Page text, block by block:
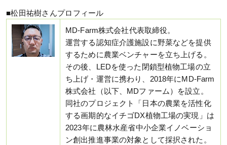
■松田祐樹さんプロフィール
MD-Farm株式会社代表取締役。
運営する認知症介護施設に野菜などを提供
するために農業ベンチャーを立ち上げる。
その後、LEDを使った閉鎖型植物工場の立
ち上げ・運営に携わり、2018年にMD-Farm
株式会社（以下、MDファーム）を設立。
同社のプロジェクト「日本の農業を活性化
する画期的なイチゴDX植物工場の実現」は
2023年に農林水産省中小企業イノベーショ
ン創出推進事業の対象として採択された。